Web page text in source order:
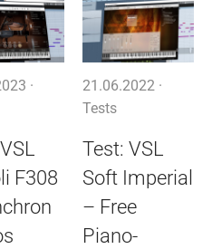
·
F308
21.06.2022 ·
Tests
Test: VSL
Soft Imperial
– Free
Piano-